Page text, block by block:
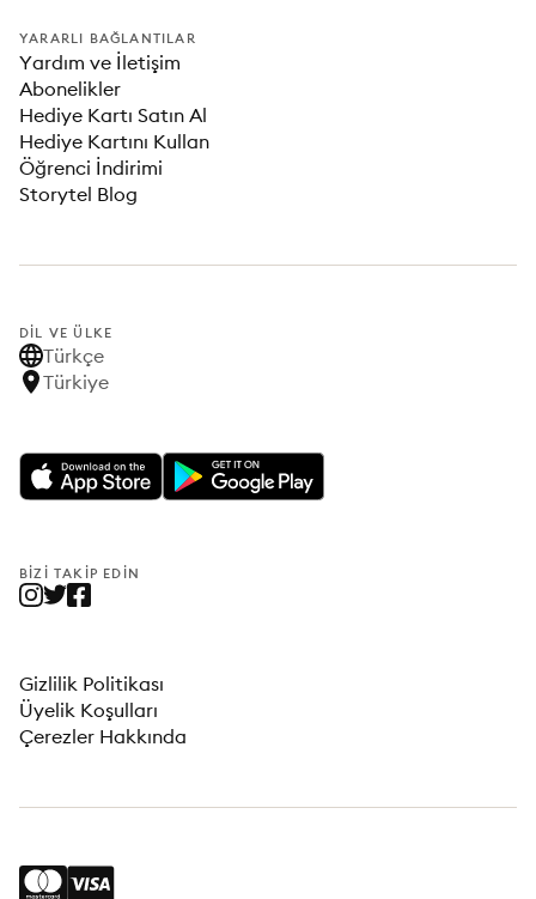
YARARLI BAĞLANTILAR
Yardım ve İletişim
Abonelikler
Hediye Kartı Satın Al
Hediye Kartını Kullan
Öğrenci İndirimi
Storytel Blog
DIL VE ÜLKE
Türkçe
Türkiye
BIZI TAKIP EDIN
Gizlilik Politikası
Üyelik Koşulları
Çerezler Hakkında